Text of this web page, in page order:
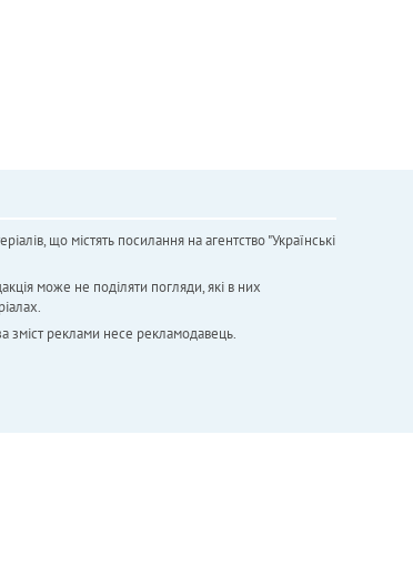
що містять посилання на агентство "Українськi
може не поділяти погляди, які в них
зміст реклами несе рекламодавець.